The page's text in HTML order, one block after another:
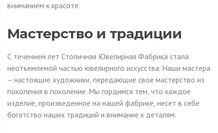
вниманием к красоте.
Мастерство и традиции
С течением лет Столичная Ювелирная Фабрика стала
неотъемлемой частью ювелирного искусства. Наши мастера
– настоящие художники, передающие свое мастерство из
поколения в поколение. Мы гордимся тем, что каждое
изделие, произведенное на нашей фабрике, несет в себе
богатство наших традиций и внимание к деталям.